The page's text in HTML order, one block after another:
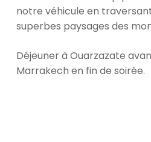
notre véhicule en
superbes paysages des
Déjeuner à Ouarzazate
Marrakech en fin de soirée.